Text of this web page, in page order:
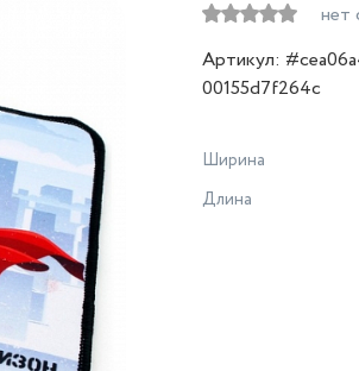
нет
Артикул:
00155d7f264c
Ширина
Длина